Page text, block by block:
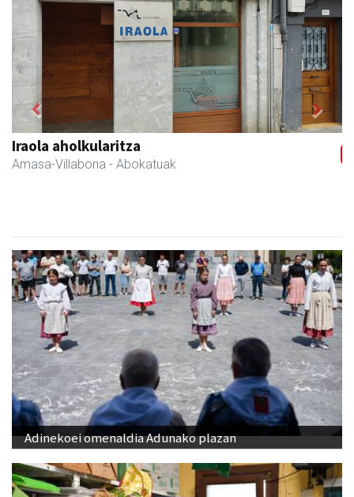
Erniobea BHI
Amasa-Villabona - Hezkuntza
Previous Next
Adinekoei omenaldia Adunako plazan